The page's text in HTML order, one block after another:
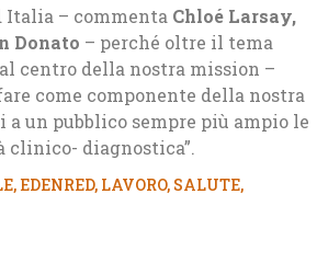
Italia – commenta Chloé Larsay,
Donato – perché oltre il tema
centro della nostra mission –
come componente della nostra
un pubblico sempre più ampio le
diagnostica”.
, EDENRED, LAVORO, SALUTE,